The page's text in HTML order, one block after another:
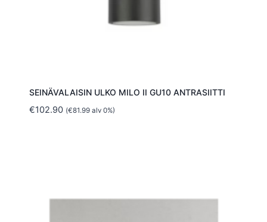
SEINÄVALAISIN ULKO MILO II GU10 ANTRASIITTI
€102.90 (€81.99alv 0%)